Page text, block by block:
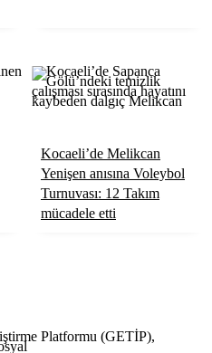
Kocaeli’de Melikcan
Yenişen anısına Voleybol
Turnuvası: 12 Takım
mücadele etti